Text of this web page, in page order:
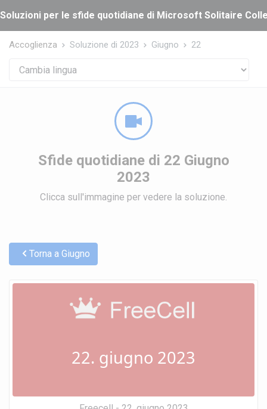
Soluzioni per le sfide quotidiane di Microsoft Solitaire
Accoglienza Soluzione di 2023 Giugno 22
Sfide quotidiane di 22 Giugno
2023
Clicca sull'immagine per vedere la soluzione.
Torna a Giugno
22. giugno 2023